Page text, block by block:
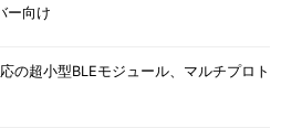
ー向け
の超小型BLEモジュール、マルチプロト